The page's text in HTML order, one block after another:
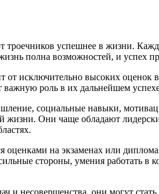
троечников успешнее в жизни.
полна возможностей, и успех
исключительно высоких оценок
роль в их дальнейшем
социальные навыки,
жизни. Они чаще обладают
оценками на экзаменах или
стороны, умения работать в
и несовершенства, они могут